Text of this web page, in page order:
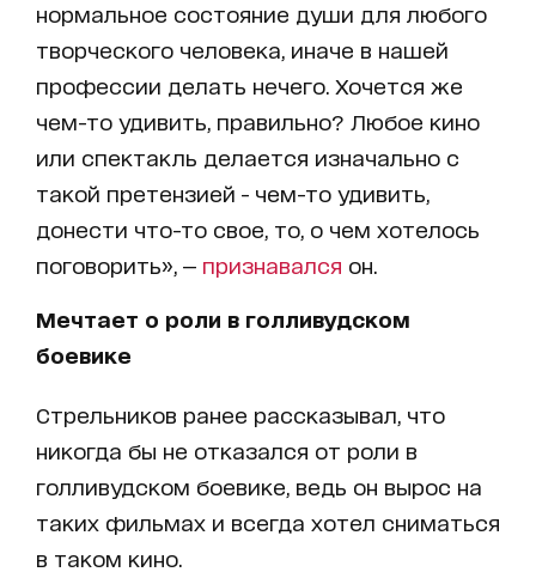
нормальное состояние души для любого
творческого человека, иначе в нашей
профессии делать нечего. Хочется же
чем-то удивить, правильно? Любое кино
или спектакль делается изначально с
такой претензией - чем-то удивить,
донести что-то свое, то, о чем хотелось
поговорить», — признавался он.
Мечтает о роли в голливудском
боевике
Стрельников ранее рассказывал, что
никогда бы не отказался от роли в
голливудском боевике, ведь он вырос на
таких фильмах и всегда хотел сниматься
в таком кино.